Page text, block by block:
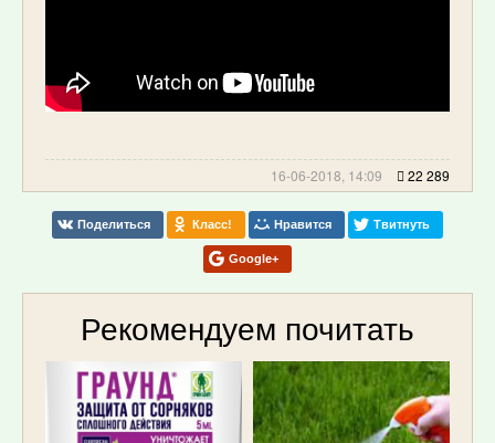
16-06-2018, 14:09 22 289
Поделиться Класс! Нравится Твитнуть
Google+
Рекомендуем почитать